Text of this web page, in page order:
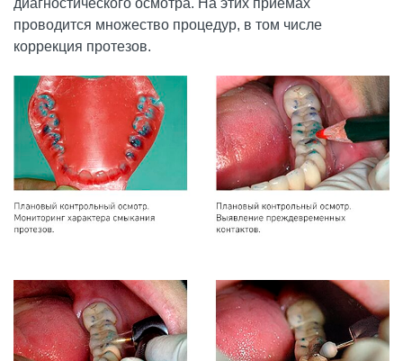
проводится множество процедур, в том числе
коррекция протезов.